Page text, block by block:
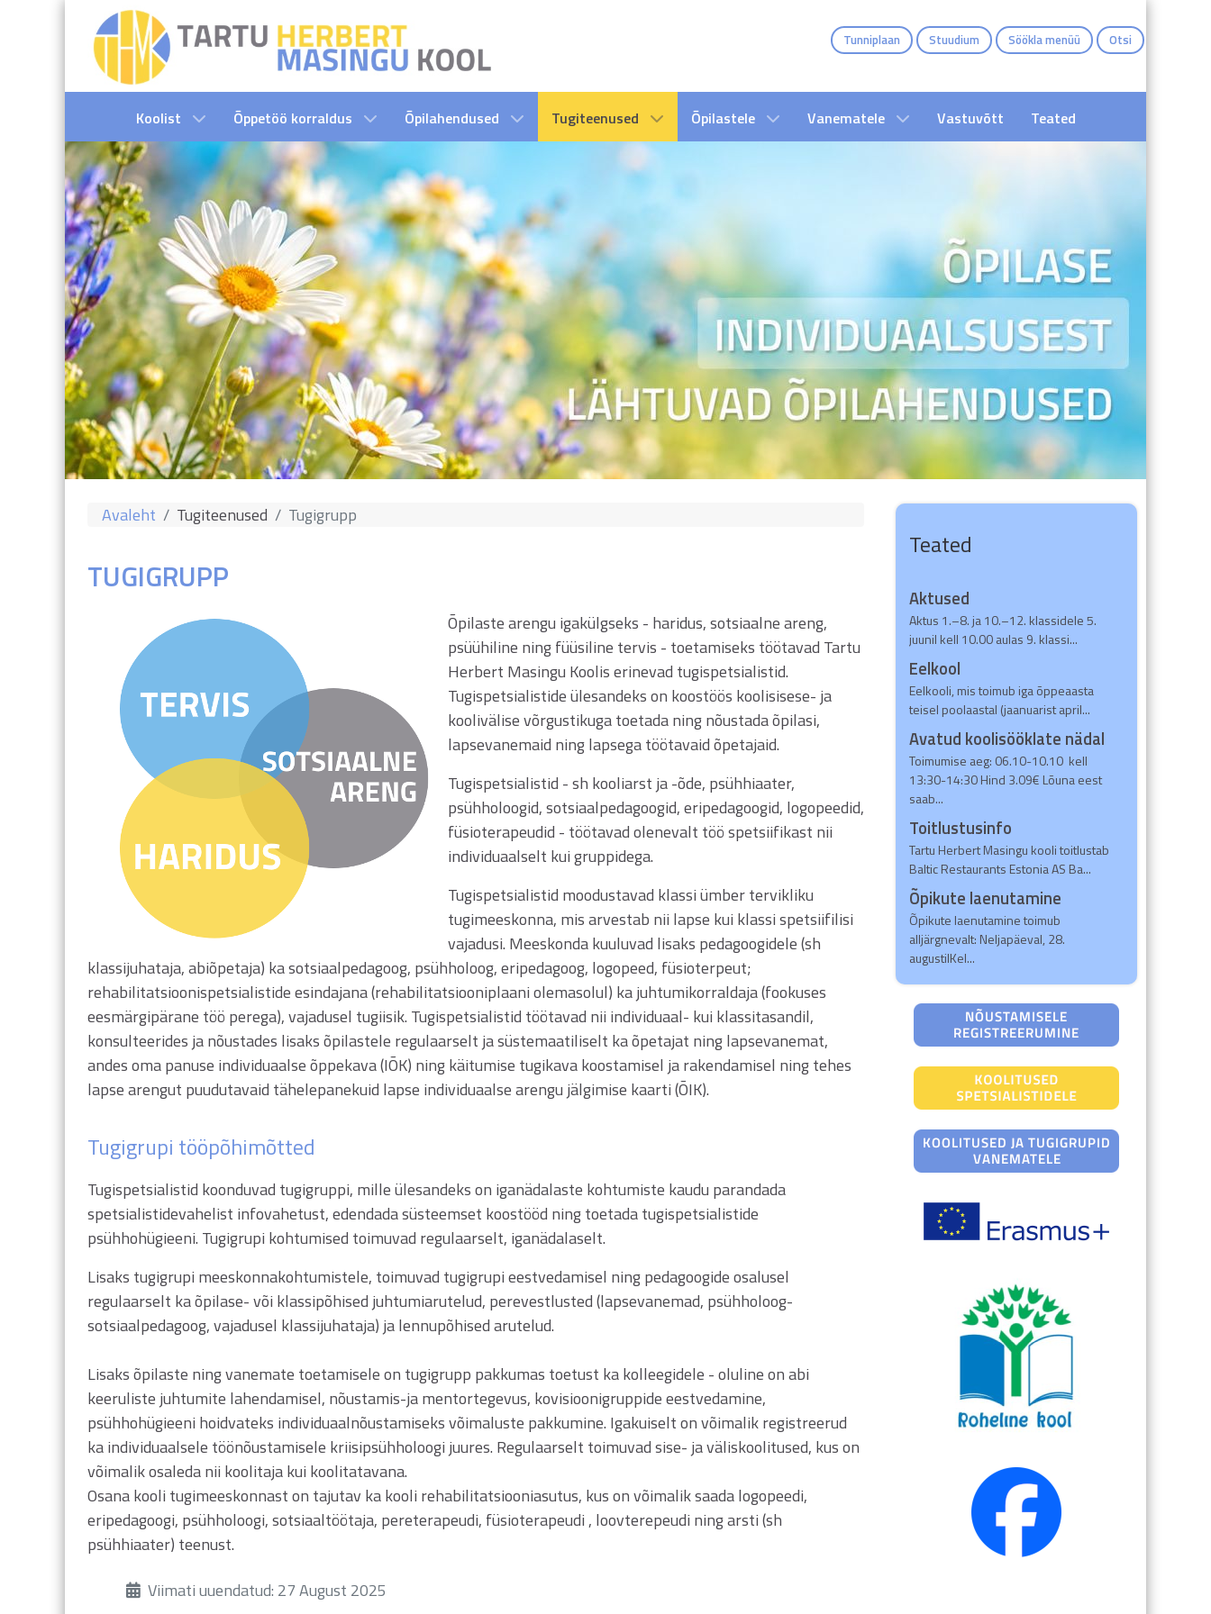
Otsi
Söökla menüü
Stuudium
Tunniplaan
Koolist Õppetöö korraldus Õpilahendused Tugiteenused Õpilastele Vanematele Vastuvõtt Teated
Avaleht Tugiteenused Tugigrupp
TUGIGRUPP
Õpilaste arengu igakülgseks - haridus, sotsiaalne areng,
psüühiline ning füüsiline tervis - toetamiseks töötavad Tartu
Herbert Masingu Koolis erinevad tugispetsialistid.
Tugispetsialistide ülesandeks on koostöös koolisisese- ja
koolivälise võrgustikuga toetada ning nõustada õpilasi,
lapsevanemaid ning lapsega töötavaid õpetajaid.
Tugispetsialistid - sh kooliarst ja -õde, psühhiaater,
psühholoogid, sotsiaalpedagoogid, eripedagoogid, logopeedid,
füsioterapeudid - töötavad olenevalt töö spetsiifikast nii
individuaalselt kui gruppidega.
Tugispetsialistid moodustavad klassi ümber tervikliku
tugimeeskonna, mis arvestab nii lapse kui klassi spetsiifilisi
vajadusi. Meeskonda kuuluvad lisaks pedagoogidele (sh
klassijuhataja, abiõpetaja) ka sotsiaalpedagoog, psühholoog, eripedagoog, logopeed, füsioterpeut;
rehabilitatsioonispetsialistide esindajana (rehabilitatsiooniplaani olemasolul) ka juhtumikorraldaja (fookuses
eesmärgipärane töö perega), vajadusel tugiisik. Tugispetsialistid töötavad nii individuaal- kui klassitasandil,
konsulteerides ja nõustades lisaks õpilastele regulaarselt ja süstemaatiliselt ka õpetajat ning lapsevanemat,
andes oma panuse individuaalse õppekava (IÕK) ning käitumise tugikava koostamisel ja rakendamisel ning tehes
lapse arengut puudutavaid tähelepanekuid lapse individuaalse arengu jälgimise kaarti (ÕIK).
Tugigrupi tööpõhimõtted
Tugispetsialistid koonduvad tugigruppi, mille ülesandeks on iganädalaste kohtumiste kaudu parandada
spetsialistidevahelist infovahetust, edendada süsteemset koostööd ning toetada tugispetsialistide
psühhohügieeni. Tugigrupi kohtumised toimuvad regulaarselt, iganädalaselt.
Lisaks tugigrupi meeskonnakohtumistele, toimuvad tugigrupi eestvedamisel ning pedagoogide osalusel
regulaarselt ka õpilase- või klassipõhised juhtumiarutelud, perevestlusted (lapsevanemad, psühholoog-
sotsiaalpedagoog, vajadusel klassijuhataja) ja lennupõhised arutelud.
Lisaks õpilaste ning vanemate toetamisele on tugigrupp pakkumas toetust ka kolleegidele - oluline on abi
keeruliste juhtumite lahendamisel, nõustamis-ja mentortegevus, kovisioonigruppide eestvedamine,
psühhohügieeni hoidvateks individuaalnõustamiseks võimaluste pakkumine. Igakuiselt on võimalik registreerud
ka individuaalsele töönõustamisele kriisipsühholoogi juures. Regulaarselt toimuvad sise- ja väliskoolitused, kus on
võimalik osaleda nii koolitaja kui koolitatavana.
Osana kooli tugimeeskonnast on tajutav ka kooli rehabilitatsiooniasutus, kus on võimalik saada logopeedi,
eripedagoogi, psühholoogi, sotsiaaltöötaja, pereterapeudi, füsioterapeudi , loovterepeudi ning arsti (sh
psühhiaater) teenust.
ÜksikasjadViimati uuendatud: 27 August 2025
Teated
Aktused
Aktus 1.–8. ja 10.–12. klassidele 5.
juunil kell 10.00 aulas 9. klassi...
Eelkool
Eelkooli, mis toimub iga õppeaasta
teisel poolaastal (jaanuarist april...
Avatud koolisööklate nädal
Toimumise aeg: 06.10-10.10 kell
13:30-14:30 Hind 3.09€ Lõuna eest
saab...
Toitlustusinfo
Tartu Herbert Masingu kooli toitlustab
Baltic Restaurants Estonia AS Ba...
Õpikute laenutamine
Õpikute laenutamine toimub
alljärgnevalt: Neljapäeval, 28.
augustilKel...